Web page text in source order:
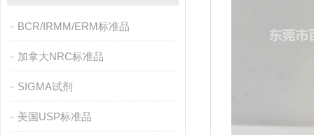
BCR/IRMM/ERM标准品
加拿大NRC标准品
SIGMA试剂
美国USP标准品